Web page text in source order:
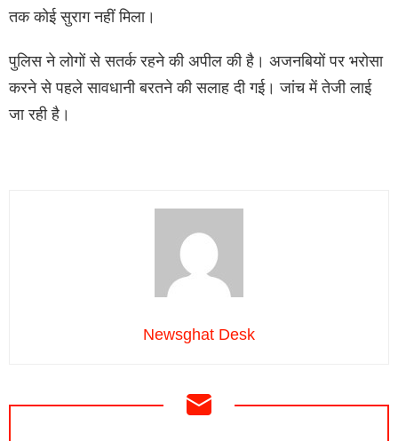
तक कोई सुराग नहीं मिला।
पुलिस ने लोगों से सतर्क रहने की अपील की है। अजनबियों पर भरोसा
करने से पहले सावधानी बरतने की सलाह दी गई। जांच में तेजी लाई
जा रही है।
Newsghat Desk